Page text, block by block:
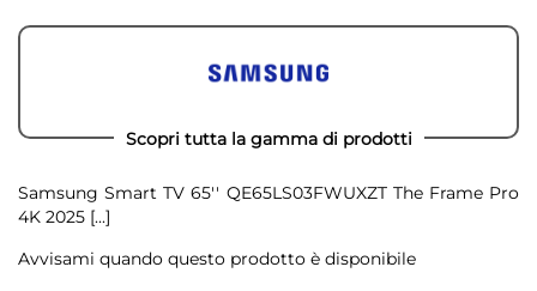
Scopri tutta la gamma di prodotti
Samsung Smart TV 65'' QE65LS03FWUXZT The Frame Pro
4K 2025 [...]
Avvisami quando questo prodotto è disponibile